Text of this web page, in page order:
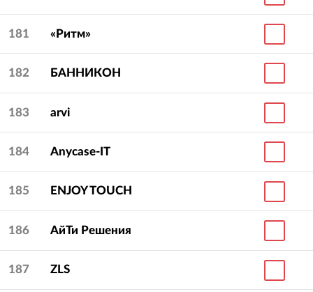
181 «Ритм»
182 БАННИКОН
183 arvi
184 Anycase-IT
185 ENJOY TOUCH
186 АйТи Решения
187 ZLS